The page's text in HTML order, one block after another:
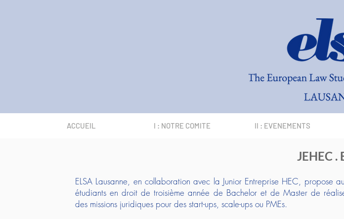
ACCUEIL I : NOTRE COMITE II : EVENEMENTS
JEHEC .
ELSA Lausanne, en collaboration avec la Junior Entreprise HEC, propose
étudiants en droit de troisième année de Bachelor et de Master de
des missions juridiques pour des start-ups, scale-ups ou PMEs.